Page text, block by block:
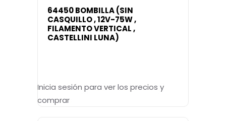
64450 BOMBILLA (SIN
CASQUILLO , 12V-75W ,
FILAMENTO VERTICAL ,
CASTELLINI LUNA)
Inicia sesión para ver los precios y
comprar